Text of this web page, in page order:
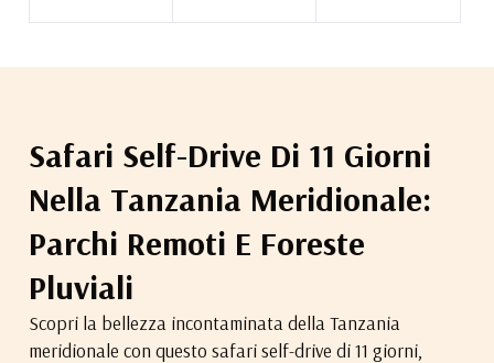
Safari Self-Drive Di 11 Giorni
Nella Tanzania Meridionale:
Parchi Remoti E Foreste
Pluviali
Scopri la bellezza incontaminata della Tanzania
meridionale con questo safari self-drive di 11 giorni,